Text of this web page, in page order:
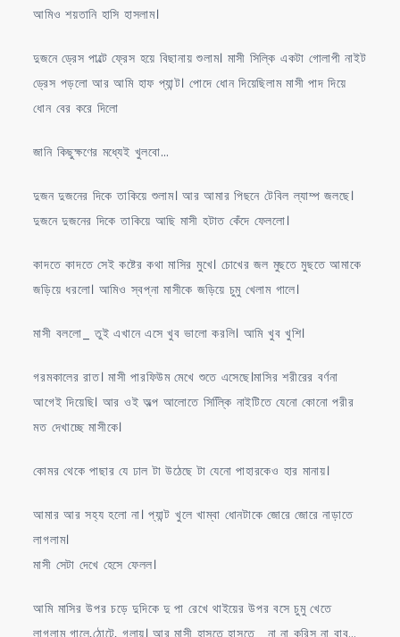
আমিও শয়তানি হাসি হাসলাম।
দুজনে ড্রেস পাল্টে ফ্রেস হয়ে বিছানায় শুলাম। মাসী সিল্কি একটা গোলাপী নাইট
ড্রেস পড়লো আর আমি হাফ প্যান্ট। পোদে ধোন দিয়েছিলাম মাসী পাদ দিয়ে
ধোন বের করে দিলো
জানি কিছুক্ষণের মধ্যেই খুলবো…
দুজন দুজনের দিকে তাকিয়ে শুলাম। আর আমার পিছনে টেবিল ল্যাম্প জলছে।
দুজনে দুজনের দিকে তাকিয়ে আছি মাসী হটাত কেঁদে ফেললো।
কাদতে কাদতে সেই কষ্টের কথা মাসির মুখে। চোখের জল মুছতে মুছতে আমাকে
জড়িয়ে ধরলো। আমিও স্বপ্না মাসীকে জড়িয়ে চুমু খেলাম গালে।
মাসী বললো_ তুই এখানে এসে খুব ভালো করলি। আমি খুব খুশি।
গরমকালের রাত। মাসী পারফিউম মেখে শুতে এসেছে।মাসির শরীরের বর্ণনা
আগেই দিয়েছি। আর ওই অল্প আলোতে সিল্কিি নাইটিতে যেনো কোনো পরীর
মত দেখাচ্ছে মাসীকে।
কোমর থেকে পাছার যে ঢাল টা উঠেছে টা যেনো পাহারকেও হার মানায়।
আমার আর সহ্য হলো না। প্যান্ট খুলে খাম্বা ধোনটাকে জোরে জোরে নাড়াতে
লাগলাম।
মাসী সেটা দেখে হেসে ফেলল।
আমি মাসির উপর চড়ে দুদিকে দু পা রেখে থাইয়ের উপর বসে চুমু খেতে